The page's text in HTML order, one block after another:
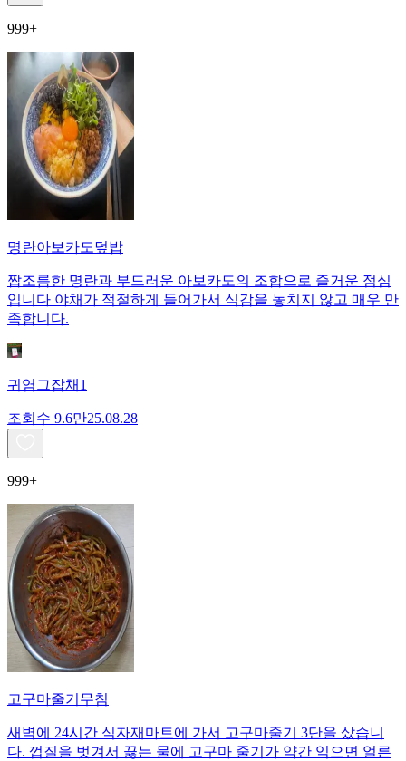
999+
명란아보카도덮밥
짭조름한 명란과 부드러운 아보카도의 조합으로 즐거운 점심
입니다 야채가 적절하게 들어가서 식감을 놓치지 않고 매우 만
족합니다.
귀염그잡채1
조회수 9.6만25.08.28
999+
고구마줄기무침
새벽에 24시간 식자재마트에 가서 고구마줄기 3단을 샀습니
다. 껍질을 벗겨서 끓는 물에 고구마 줄기가 약간 익으면 얼른